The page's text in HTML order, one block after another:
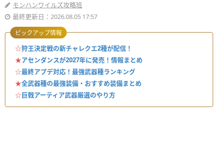
モンハンワイルズ攻略班
最終更新日：2026.08.05 17:57
☆狩王決定戦の新チャレクエ2種が配信！
★アセンダンスが2027年に発売！情報まとめ
☆最終アプデ対応！最強武器種ランキング
★全武器種の最強装備・おすすめ装備まとめ
☆巨戟アーティア武器厳選のやり方
ピックアップ情報